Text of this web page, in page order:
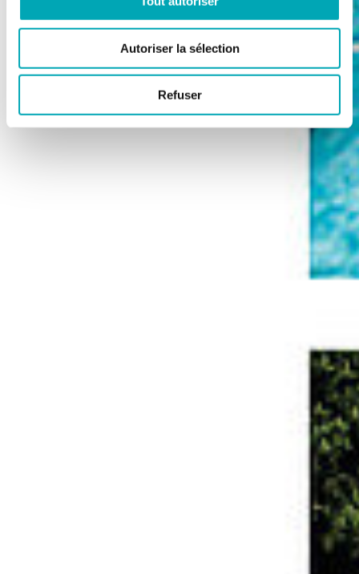
Autoriser la sélection
Refuser